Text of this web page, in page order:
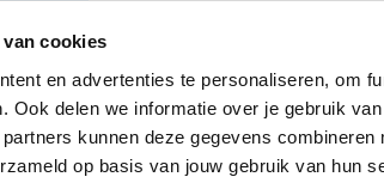
cookies
en advertenties te personaliseren, om
Ook delen we informatie over je gebruik
kunnen deze gegevens
op basis van jouw gebruik van hun
Het is de perfecte manier om
een verfijnde uitstraling behoudt. Het
comfortabel als duurzaam zijn. Het is de
merken en modellen zien op het